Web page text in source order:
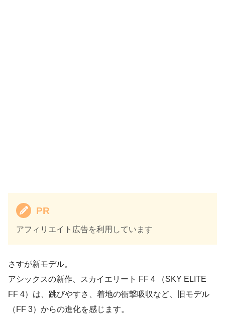
PR
アフィリエイト広告を利用しています
さすが新モデル。
アシックスの新作、スカイエリート FF 4 （SKY ELITE
FF 4）は、跳びやすさ、着地の衝撃吸収など、旧モデル
（FF 3）からの進化を感じます。